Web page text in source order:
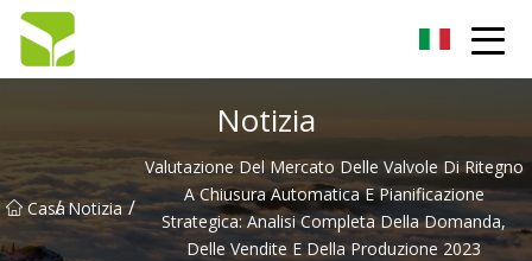
Notizia
Casa
/ Notizia /
Valutazione Del Mercato Delle Valvole Di Ritegno
A Chiusura Automatica E Pianificazione
Strategica: Analisi Completa Della Domanda,
Delle Vendite E Della Produzione 2023